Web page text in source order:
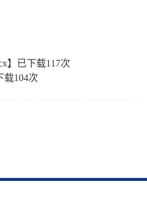
】已下载117次
载104次